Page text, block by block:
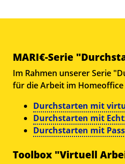
MARI€-Serie
Im Rahmen unserer Serie
für die Arbeit im
Durchstarten mit
Durchstarten mit
Durchstarten mit
Toolbox "Virtuell